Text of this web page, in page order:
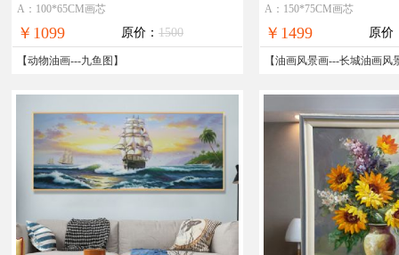
纯手绘动物油画作品
A：100*65CM画芯
￥1099 原价： 1500
【动物油画---九鱼图 】
玄关的新中式长城油画
A：150*75CM画芯
￥1499 原价
【油画风景画---长城油画风